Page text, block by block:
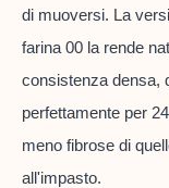
di muoversi. La
farina 00 la rende
consistenza densa,
perfettamente per
meno fibrose di
all'impasto.